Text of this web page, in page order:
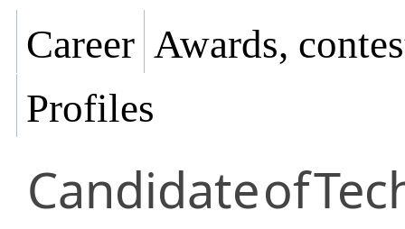
Career Awards,
Profiles
Candidateof